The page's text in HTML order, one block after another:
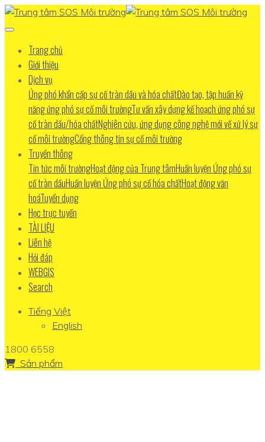
Trang chủ
Giới thiệu
Dịch vụ
Ứng phó khẩn cấp sự cố tràn dầu và hóa chấtĐào tạo, tập huấn kỹ
năng ứng phó sự cố môi trườngTư vấn xây dựng kế hoạch ứng phó sự
cố tràn dầu/hóa chấtNghiên cứu, ứng dụng công nghệ mới về xử lý sự
cố môi trườngCổng thông tin sự cố môi trường
Truyền thông
Tin tức môi trườngHoạt động của Trung tâmHuấn luyện Ứng phó sự
cố tràn dầuHuấn luyện Ứng phó sự cố hóa chấtHoạt động văn
hoáTuyển dụng
Học trực tuyến
TÀI LIỆU
Liên hệ
Hỏi đáp
WEBGIS
Search
Tiếng Việt
English
1800 6558
Sản phẩm